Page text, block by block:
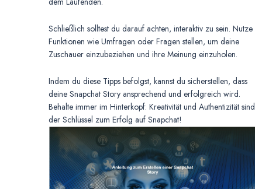
Schließlich solltest du darauf achten, interaktiv zu sein. Nutze
Funktionen wie Umfragen oder Fragen stellen, um deine
Zuschauer einzubeziehen und ihre Meinung einzuholen.
Indem du diese Tipps befolgst, kannst du sicherstellen, dass
deine Snapchat Story ansprechend und erfolgreich wird.
Behalte immer im Hinterkopf: Kreativität und Authentizität sind
der Schlüssel zum Erfolg auf Snapchat!